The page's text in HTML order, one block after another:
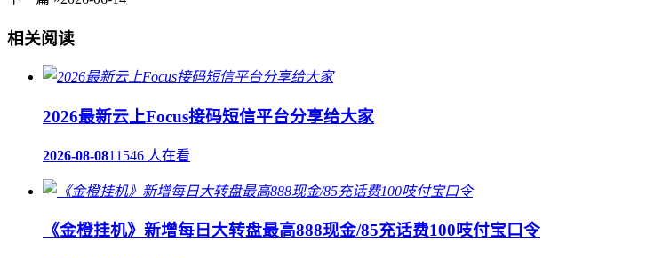
相关阅读
2026最新云上Focus接码短信平台分享给大家
2026-08-0811546 人在看
《金橙挂机》新增每日大转盘最高888现金/85充话费100吱付宝口令